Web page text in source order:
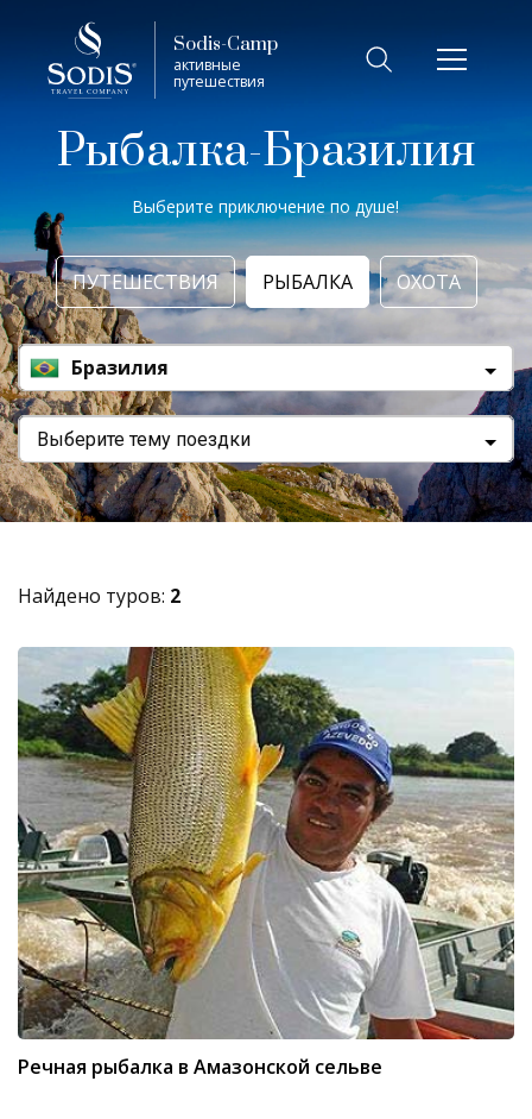
Sodis-Camp
активные
путешествия
Рыбалка-Бразилия
Выберите приключение по душе!
ПУТЕШЕСТВИЯ РЫБАЛКА ОХОТА
Бразилия
Выберите тему поездки
Найдено туров: 2
Фильтр
Виза
7 дней
Показать
Сбросить фильтры
Речная рыбалка в Амазонской сельве